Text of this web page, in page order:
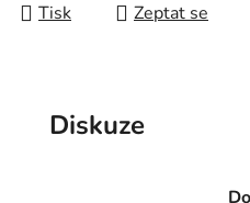
Tisk Zeptat se
Diskuze